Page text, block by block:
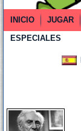
INICIO JUGAR
ESPECIALES